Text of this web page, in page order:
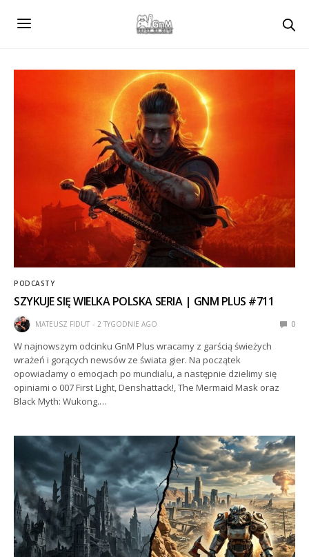
PODCASTY
SZYKUJE SIĘ WIELKA POLSKA SERIA | GNM PLUS #711
MATEUSZ FIDUT 2 TYGODNIE AGO 0
W najnowszym odcinku GnM Plus wracamy z garścią świeżych
wrażeń i gorących newsów ze świata gier. Na początek
opowiadamy o emocjach po mundialu, a następnie dzielimy się
opiniami o 007 First Light, Denshattack!, The Mermaid Mask oraz
Black Myth: Wukong.…